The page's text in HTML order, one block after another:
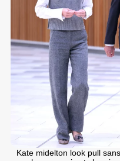
Kate midelton look pull sans